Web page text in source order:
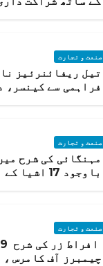
صنعت و تجارت
تیل ریفائنرئیز
فراہمی سے کینسر،
صنعت و تجارت
مہنگائی کی شرح
باوجود 17
صنعت و تجارت
چیمبرز آف کامرس ،